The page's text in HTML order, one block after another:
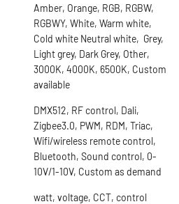
Amber, Orange, RGB, RGBW,
RGBWY, White, Warm white,
Cold white Neutral white, Grey,
Light grey, Dark Grey, Other,
3000K, 4000K, 6500K, Custom
available
DMX512, RF control, Dali,
Zigbee3.0, PWM, RDM, Triac,
Wifi/wireless remote control,
Bluetooth, Sound control, 0-
10V/1-10V, Custom as demand
watt, voltage, CCT, control